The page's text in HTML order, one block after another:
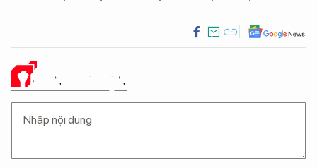
Ý KIẾN CỦA BẠN